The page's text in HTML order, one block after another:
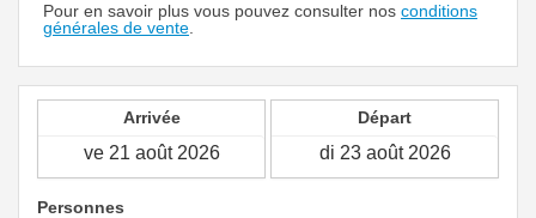
Pour en savoir plus vous pouvez consulter nos conditions
générales de vente
Arrivée Départ
Personnes